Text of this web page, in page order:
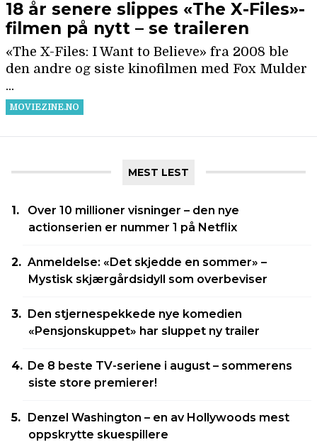
MEST LEST
Over 10 millioner visninger – den nye
actionserien er nummer 1 på Netflix
Anmeldelse: «Det skjedde en sommer» –
Mystisk skjærgårdsidyll som overbeviser
Den stjernespekkede nye komedien
«Pensjonskuppet» har sluppet ny trailer
De 8 beste TV-seriene i august – sommerens
siste store premierer!
Denzel Washington – en av Hollywoods mest
oppskrytte skuespillere